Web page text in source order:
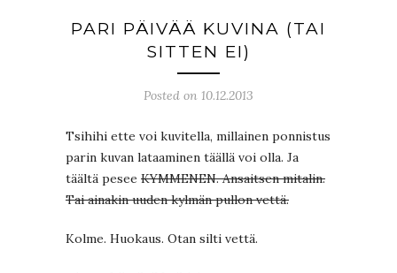
PARI PÄIVÄÄ KUVINA (TAI
SITTEN EI)
Posted on 10.12.2013
Tsihihi ette voi kuvitella, millainen ponnistus
parin kuvan lataaminen täällä voi olla. Ja
täältä pesee KYMMENEN. Ansaitsen mitalin.
Tai ainakin uuden kylmän pullon vettä.
Kolme. Huokaus. Otan silti vettä.